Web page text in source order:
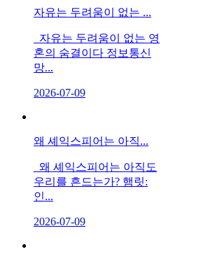
자유는 두려움이 없는 ...
자유는 두려움이 없는 영
혼의 숨결이다 정보통신
망...
2026-07-09
왜 셰익스피어는 아직...
왜 셰익스피어는 아직도
우리를 흔드는가? 햄릿:
인...
2026-07-09